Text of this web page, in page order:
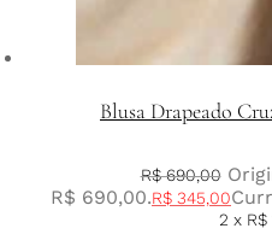
Blusa Drapeado
R$690,00
R$ 690,00.R$ 345,00
2 x R$